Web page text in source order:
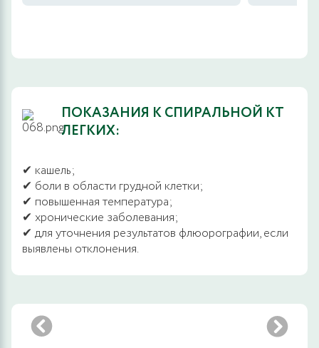
ПОКАЗАНИЯ К СПИРАЛЬНОЙ КТ
ЛЕГКИХ:
✔ кашель;
✔ боли в области грудной клетки;
✔ повышенная температура;
✔ хронические заболевания;
✔ для уточнения результатов флюорографии, если
выявлены отклонения.